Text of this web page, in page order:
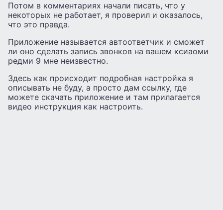
Потом в комментариях начали писать, что у
некоторых не работает, я проверил и оказалось,
что это правда.
Приложение называется автоответчик и сможет
ли оно сделать запись звонков на вашем ксиаоми
редми 9 мне неизвестно.
Здесь как происходит подробная настройка я
описывать не буду, а просто дам ссылку, где
можете скачать приложение и там прилагается
видео инструкция как настроить.